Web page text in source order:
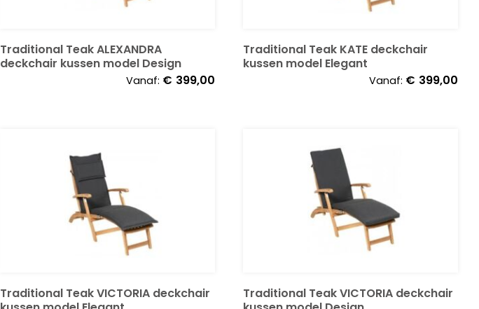
Traditional Teak ALEXANDRA
deckchair kussen model Design
Vanaf: € 399,00
Traditional Teak KATE deckchair
kussen model Elegant
Vanaf: € 399,00
Traditional Teak VICTORIA deckchair
Traditional Teak VICTORIA deckchair